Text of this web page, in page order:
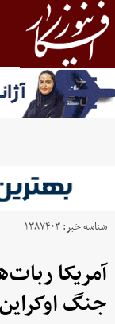
شناسه خبر:۱۳۸۷۴۰۳
آمریکا
جنگ